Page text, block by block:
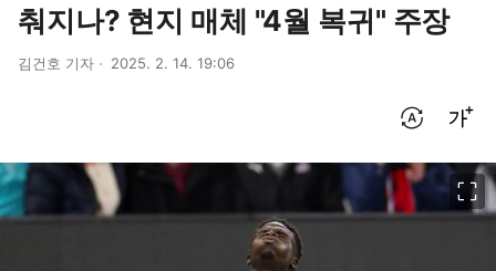
춰지나? 현지 매체 "4월 복귀" 주장
김건호 기자 2025. 2. 14. 19:06